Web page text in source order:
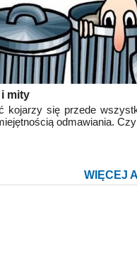
mity
kojarzy się przede
odmawiania.
WIĘCEJ